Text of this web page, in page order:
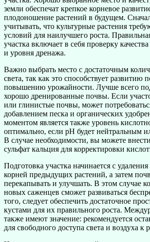
земли обеспечат крепкое корневое
плодоношение растений в будущем.
учитывать, что культурные растения
условий для наилучшего роста.
участка включает в себя проверку
и уровня дренажа.
Важно выбрать место с достаточным
света, так как это способствует развитию
повышению урожайности. Лучше всего
хорошо дренированные почвы. Если
или глинистые почвы, может
добавлением песка и органических
моментом является также уровень
оптимально, если pH будет нейтральным
В случае необходимости, вы можете
сульфат кальция для корректировки
Подготовка участка начинается с
корней предыдущих растений, а затем
перекапывать и улучшать. В этом случае
новых саженцев сможет развиваться
того, следует обеспечить достаточное
кустами для их правильного роста.
также имеют значение: рекомендуется
для свободного доступа света и воздуха к